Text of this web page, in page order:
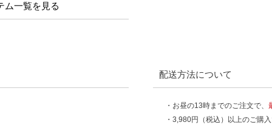
ム一覧を見る
配送方法について
・お昼の13時までのご注文で、
・3,980円（税込）以上のご購